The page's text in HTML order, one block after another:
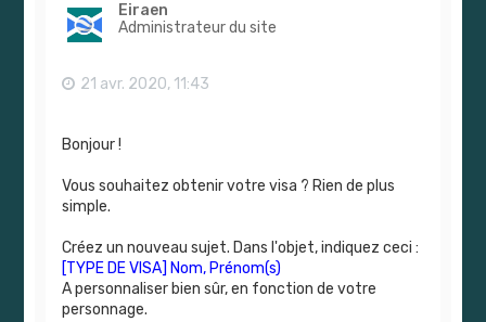
Eiraen
Administrateur du site
21 avr. 2020, 11:43
Bonjour !
Vous souhaitez obtenir votre visa ? Rien de plus
simple.
Créez un nouveau sujet. Dans l'objet, indiquez ceci :
[TYPE DE VISA] Nom, Prénom(s)
A personnaliser bien sûr, en fonction de votre
personnage.